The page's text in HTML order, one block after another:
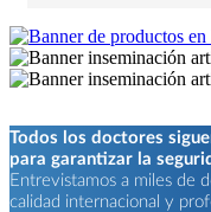
Todos los doctores
para garantizar la
Entrevistamos a miles de
calidad internacional y